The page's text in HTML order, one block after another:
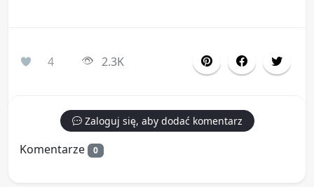
4 2.3K
Zaloguj się, aby dodać komentarz
Komentarze 0